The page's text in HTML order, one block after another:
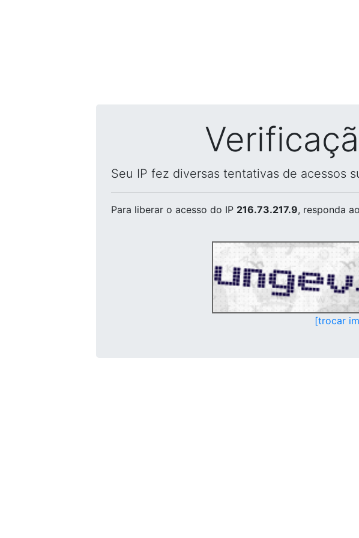
Seu IP fez diversas tentativas de acessos
Para liberar o acesso do IP 216.73.217.9, responda
[trocar